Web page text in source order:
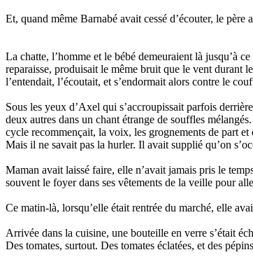
Et, quand même Barnabé avait cessé d’écouter, le
La chatte, l’homme et le bébé demeuraient là jusqu’à
reparaisse, produisait le même bruit que le vent durant
l’entendait, l’écoutait, et s’endormait alors contre le
Sous les yeux d’Axel qui s’accroupissait parfois
deux autres dans un chant étrange de souffles
cycle recommençait, la voix, les grognements de part
Mais il ne savait pas la hurler. Il avait supplié qu’on
Maman avait laissé faire, elle n’avait jamais pris le
souvent le foyer dans ses vêtements de la veille pour
Ce matin-là, lorsqu’elle était rentrée du marché, elle
Arrivée dans la cuisine, une bouteille en verre s’était
Des tomates, surtout. Des tomates éclatées, et des